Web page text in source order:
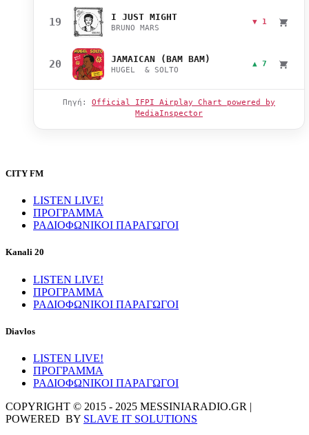
19 I JUST MIGHT
BRUNO MARS
▼ 1
20 JAMAICAN (BAM BAM)
HUGEL & SOLTO
▲ 7
Πηγή: Official IFPI Airplay Chart powered by
MediaInspector
CITY FM
LISTEN LIVE!
ΠΡΟΓΡΑΜΜΑ
ΡΑΔΙΟΦΩΝΙΚΟΙ ΠΑΡΑΓΩΓΟΙ
Kanali 20
LISTEN LIVE!
ΠΡΟΓΡΑΜΜΑ
ΡΑΔΙΟΦΩΝΙΚΟΙ ΠΑΡΑΓΩΓΟΙ
Diavlos
LISTEN LIVE!
ΠΡΟΓΡΑΜΜΑ
ΡΑΔΙΟΦΩΝΙΚΟΙ ΠΑΡΑΓΩΓΟΙ
COPYRIGHT © 2015 - 2025 MESSINIARADIO.GR |
POWERED BY SLAVE IT SOLUTIONS